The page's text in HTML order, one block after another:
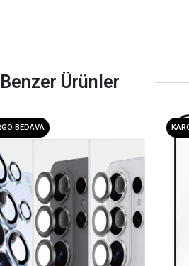
Benzer Ürünler
BEDAVA